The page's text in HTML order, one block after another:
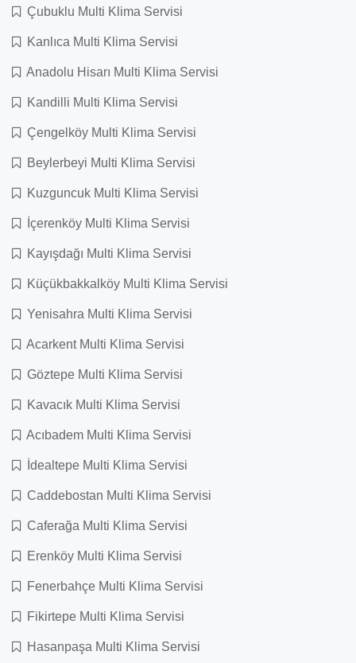
Çubuklu Multi Klima Servisi
Kanlıca Multi Klima Servisi
Anadolu Hisarı Multi Klima Servisi
Kandilli Multi Klima Servisi
Çengelköy Multi Klima Servisi
Beylerbeyi Multi Klima Servisi
Kuzguncuk Multi Klima Servisi
İçerenköy Multi Klima Servisi
Kayışdağı Multi Klima Servisi
Küçükbakkalköy Multi Klima Servisi
Yenisahra Multi Klima Servisi
Acarkent Multi Klima Servisi
Göztepe Multi Klima Servisi
Kavacık Multi Klima Servisi
Acıbadem Multi Klima Servisi
İdealtepe Multi Klima Servisi
Caddebostan Multi Klima Servisi
Caferağa Multi Klima Servisi
Erenköy Multi Klima Servisi
Fenerbahçe Multi Klima Servisi
Fikirtepe Multi Klima Servisi
Hasanpaşa Multi Klima Servisi